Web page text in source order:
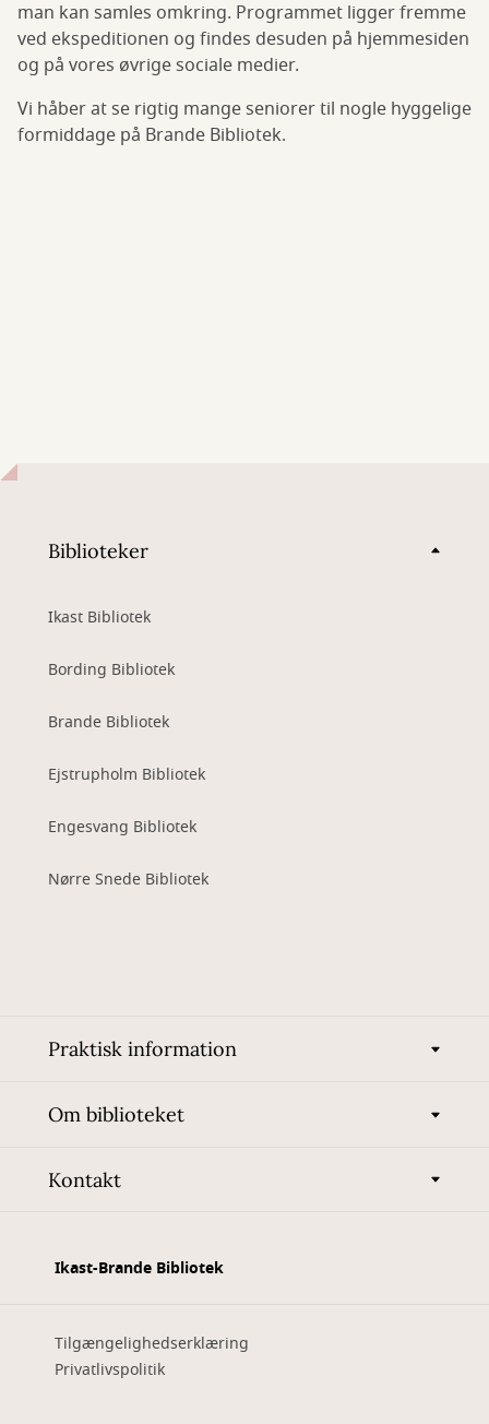
man kan samles omkring. Programmet ligger fremme
ved ekspeditionen og findes desuden på hjemmesiden
og på vores øvrige sociale medier.
Vi håber at se rigtig mange seniorer til nogle hyggelige
formiddage på Brande Bibliotek.
Biblioteker
Ikast Bibliotek
Bording Bibliotek
Brande Bibliotek
Ejstrupholm Bibliotek
Engesvang Bibliotek
Nørre Snede Bibliotek
Praktisk information
Om biblioteket
Kontakt
Ikast-Brande Bibliotek
Tilgængelighedserklæring
Privatlivspolitik